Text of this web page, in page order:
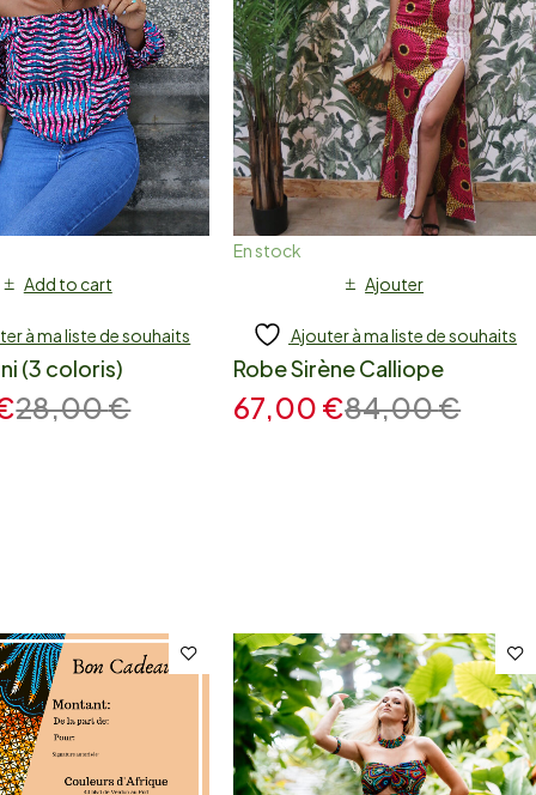
Add to cart
à ma liste de souhaits
(3 coloris)
28,00€
En stock
Ajouter
Ajouter à ma liste de souhaits
Robe Sirène Calliope
84,00€
67,00 €